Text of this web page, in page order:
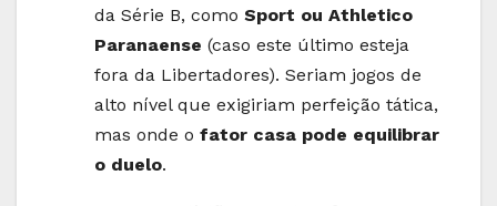
da Série B, como Sport ou Athletico
Paranaense (caso este último esteja
fora da Libertadores). Seriam jogos de
alto nível que exigiriam perfeição tática,
mas onde o fator casa pode equilibrar
o duelo.